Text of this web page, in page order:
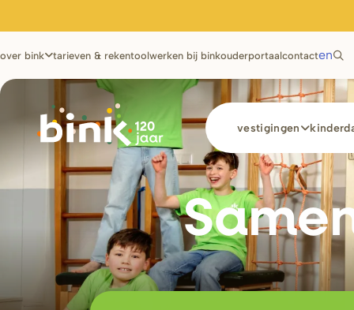
over bink tarieven & rekentoolwerken bij binkouderportaalcontacten
Main
navigationvestigingen